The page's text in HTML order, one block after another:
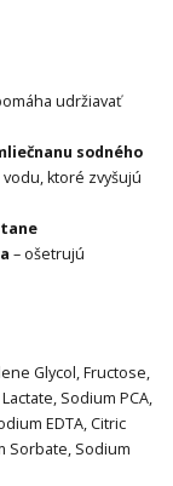
udržiavať
sodného
ktoré zvyšujú
– ošetrujú
Glycol, Fructose,
Sodium PCA,
EDTA, Citric
Sorbate, Sodium